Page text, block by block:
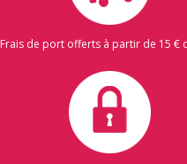
Frais de port offerts à partir de 15 €